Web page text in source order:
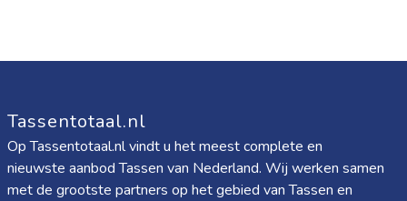
Tassentotaal.nl
Op Tassentotaal.nl vindt u het meest complete en
nieuwste aanbod Tassen van Nederland. Wij werken samen
met de grootste partners op het gebied van Tassen en